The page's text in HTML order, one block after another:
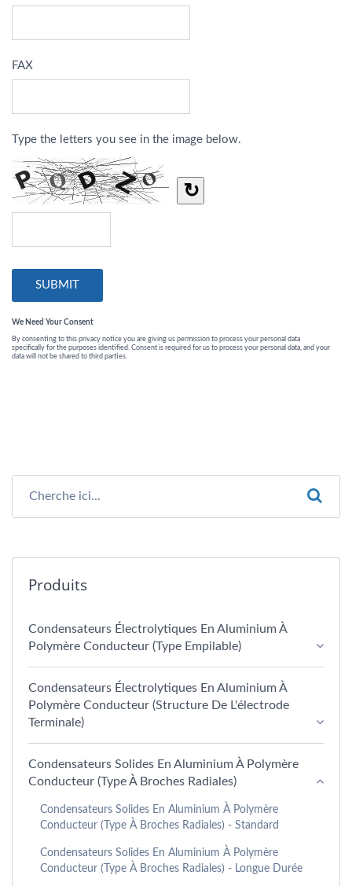
Produits
Condensateurs Électrolytiques En Aluminium À
Polymère Conducteur (type Empilable)
Condensateurs Électrolytiques En Aluminium À
Polymère Conducteur (structure De L'électrode
Terminale)
Condensateurs Solides En Aluminium À Polymère
Conducteur (type À Broches Radiales)
Condensateurs Solides En Aluminium À Polymère
Conducteur (type À Broches Radiales) - Standard
Condensateurs Solides En Aluminium À Polymère
Conducteur (type À Broches Radiales) - Longue Durée